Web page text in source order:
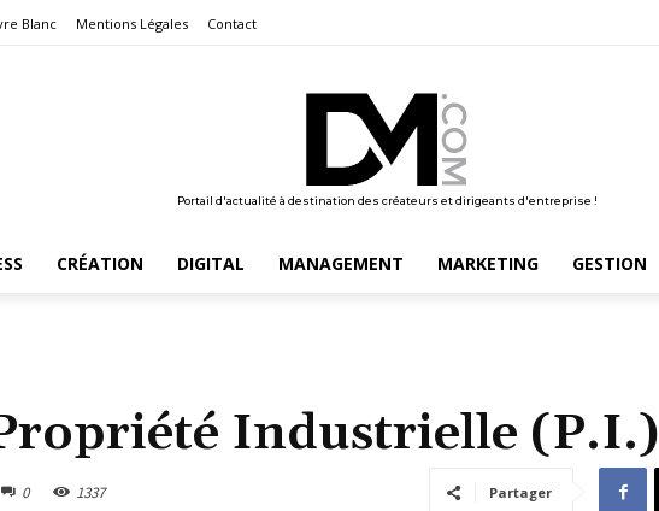
Blanc Mentions Légales Contact
Portail d'actualité à destination des créateurs et dirigeants d'entreprise !
CRÉATION DIGITAL MANAGEMENT MARKETING GESTION
Industrielle (P.I.)
0 1337 Partager